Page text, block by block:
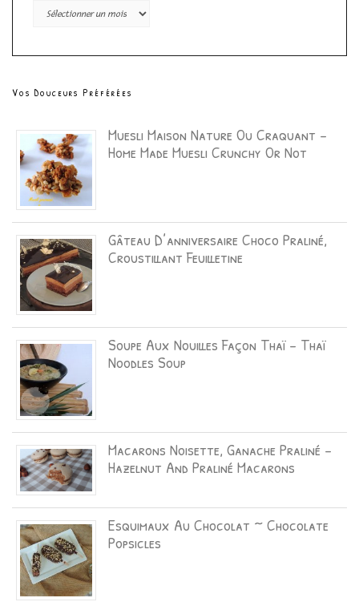
Archives
Vos Douceurs Préférées
Muesli Maison Nature Ou Craquant –
Home Made Muesli Crunchy Or Not
Gâteau D’anniversaire Choco Praliné,
Croustillant Feuilletine
Soupe Aux Nouilles Façon Thaï – Thaï
Noodles Soup
Macarons Noisette, Ganache Praliné –
Hazelnut And Praliné Macarons
Esquimaux Au Chocolat ~ Chocolate
Popsicles